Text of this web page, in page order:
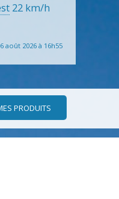
22 km/h
août 2026 à 16h55
PRODUITS